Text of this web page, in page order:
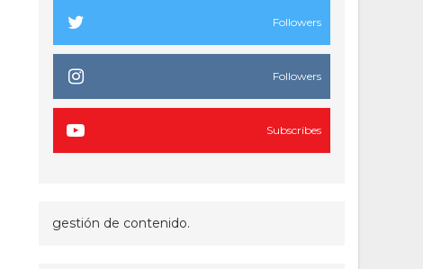
Followers
Followers
Subscribes
gestión de contenido.